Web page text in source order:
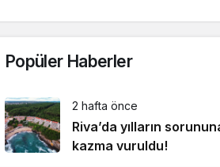
Popüler Haberler
2 hafta önce
Riva’da yılların
kazma vuruldu!